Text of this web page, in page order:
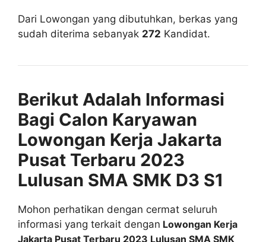
Dari Lowongan yang dibutuhkan, berkas yang
sudah diterima sebanyak 272 Kandidat.
Berikut Adalah Informasi
Bagi Calon Karyawan
Lowongan Kerja Jakarta
Pusat Terbaru 2023
Lulusan SMA SMK D3 S1
Mohon perhatikan dengan cermat seluruh
informasi yang terkait dengan Lowongan Kerja
Jakarta Pusat Terbaru 2023 Lulusan SMA SMK